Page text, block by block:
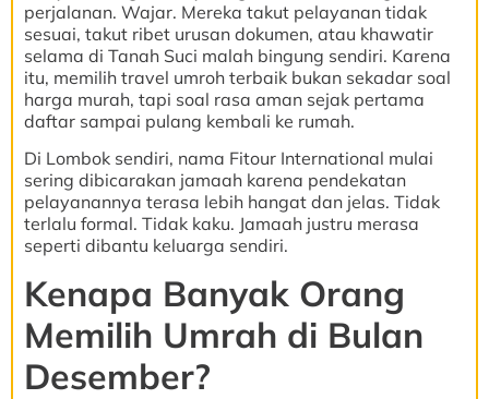
perjalanan. Wajar. Mereka takut pelayanan tidak
sesuai, takut ribet urusan dokumen, atau khawatir
selama di Tanah Suci malah bingung sendiri. Karena
itu, memilih travel umroh terbaik bukan sekadar soal
harga murah, tapi soal rasa aman sejak pertama
daftar sampai pulang kembali ke rumah.
Di Lombok sendiri, nama Fitour International mulai
sering dibicarakan jamaah karena pendekatan
pelayanannya terasa lebih hangat dan jelas. Tidak
terlalu formal. Tidak kaku. Jamaah justru merasa
seperti dibantu keluarga sendiri.
Kenapa Banyak Orang
Memilih Umrah di Bulan
Desember?